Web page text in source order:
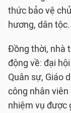
thức bảo vệ
hương, dân tộc.
Đồng thời, nhà
động về: đại
Quân sự, Giáo
công nhân
nhiệm vụ được